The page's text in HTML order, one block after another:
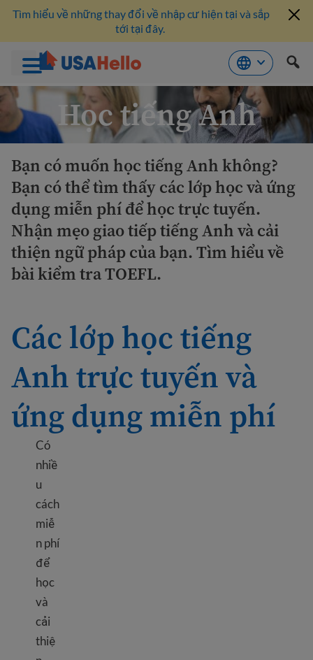
Bỏ
qua
dung
Tìm hiểu về những thay đổi về nhập cư hiện tại và sắp
tới tại đây.
Học tiếng Anh
Bạn có muốn học tiếng Anh không?
Bạn có thể tìm thấy các lớp học và ứng
dụng miễn phí để học trực tuyến.
Nhận mẹo giao tiếp tiếng Anh và cải
thiện ngữ pháp của bạn. Tìm hiểu về
bài kiểm tra TOEFL.
Các lớp học tiếng
Anh trực tuyến và
ứng dụng miễn phí
Có
nhiề
u
cách
miễ
n phí
để
học
và
cải
thiệ